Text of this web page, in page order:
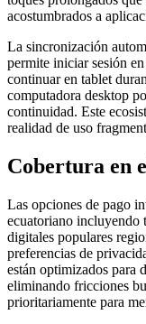
acostumbrados a
La sincronización
permite iniciar sesión
continuar en tablet
computadora desktop
continuidad. Este
realidad de uso
Cobertura en
Las opciones de pago
ecuatoriano incluyendo
digitales populares
preferencias de
están optimizados para
eliminando fricciones
prioritariamente para